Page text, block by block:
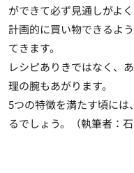
ができて必ず見通しがよく
計画的に買い物できるよ
てきます。
レシピありきではなく、
理の腕もあがります。
5つの特徴を満たす頃には
るでしょう。（執筆者：石